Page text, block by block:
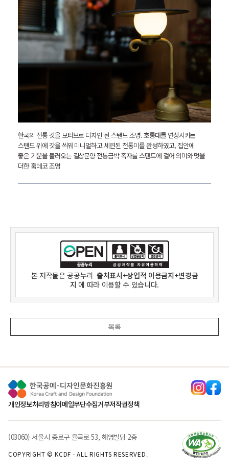
한국의 전통 갓을 모티브로 디자인 된 스탠드 조명.호롱대를 연상시키는
스탠드 위에 갓을 씌워 미니멀하고 세련된 전통미를 완성하였고, 집안에
좋은 기운을 불러오는 길상문양 전통금박 족자를 스탠드에 걸어 의미와 멋을
더한 홈데코 조명
본 저작물은공공누리 출처표시+상업적 이용금지+변경금
지 에 따라 이용할 수 있습니다.
목록
개인정보처리방침이메일무단수집거부저작권정책
(03060) 서울시 종로구 율곡로 53, 해영빌딩 2층
COPYRIGHT © KCDF · ALL RIGHTS RESERVED.